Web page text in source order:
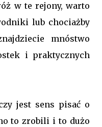
w te rejony, warto
lub chociażby
mnóstwo
i praktycznych
jest sens pisać o
to zrobili i to dużo